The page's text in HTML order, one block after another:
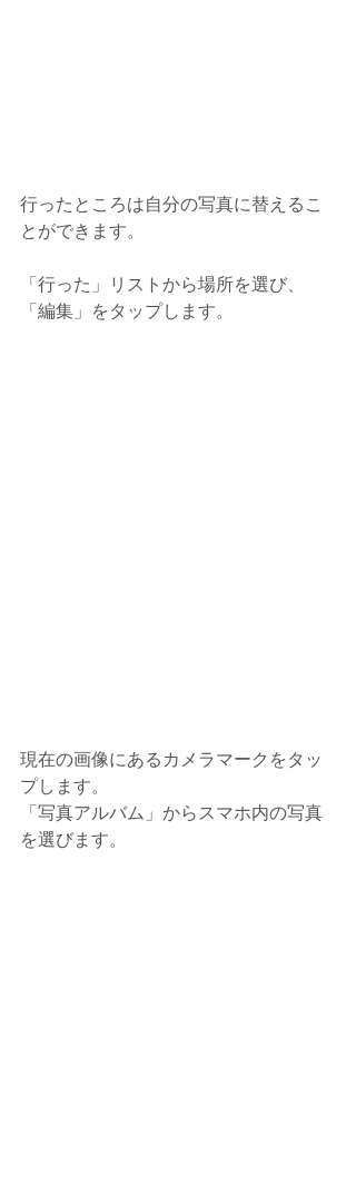
行ったところは自分の写真に替えるこ
とができます。
「行った」リストから場所を選び、
「編集」をタップします。
現在の画像にあるカメラマークをタッ
プします。
「写真アルバム」からスマホ内の写真
を選びます。